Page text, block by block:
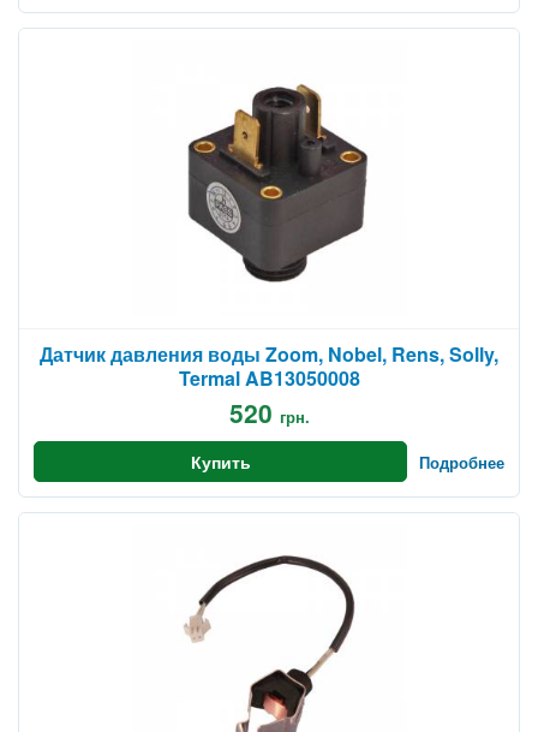
Датчик давления воды Zoom, Nobel, Rens, Solly,
Termal AB13050008
520 грн.
Купить Подробнее